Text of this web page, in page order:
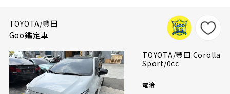
TOYOTA/豐田
Goo鑑定車
TOYOTA/豐田 Corolla
Sport/0cc
電洽